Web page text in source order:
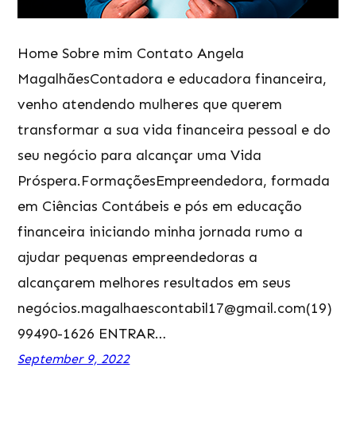
Home Sobre mim Contato Angela
MagalhãesContadora e educadora financeira,
venho atendendo mulheres que querem
transformar a sua vida financeira pessoal e do
seu negócio para alcançar uma Vida
Próspera.FormaçõesEmpreendedora, formada
em Ciências Contábeis e pós em educação
financeira iniciando minha jornada rumo a
ajudar pequenas empreendedoras a
alcançarem melhores resultados em seus
negócios.magalhaescontabil17@gmail.com(19)
99490-1626 ENTRAR…
September 9, 2022